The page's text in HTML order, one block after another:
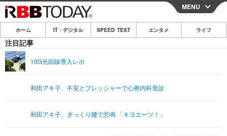
CLOSE
ホーム
IT・デジタル
ショッピング その他
エンタメTOP 映画・ドラマ
MENU
ホーム IT・デジタル SPEED TEST エンタメ ライフ
注目記事
10G光回線導入レポ
和田アキ子、不安とプレッシャーで心療内科受診
和田アキ子、ぎっくり腰で悲鳴 「キヨエーツ！」